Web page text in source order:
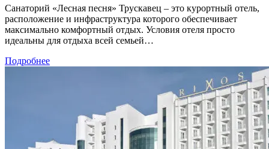
Санаторий «Лесная песня» Трускавец – это курортный отель,
расположение и инфраструктура которого обеспечивает
максимально комфортный отдых. Условия отеля просто
идеальны для отдыха всей семьей…
Подробнее